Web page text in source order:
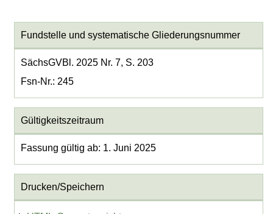
Fundstelle und systematische Gliederungsnummer
SächsGVBl. 2025 Nr. 7, S. 203
Fsn-Nr.: 245
Gültigkeitszeitraum
Fassung gültig ab: 1. Juni 2025
Drucken/Speichern